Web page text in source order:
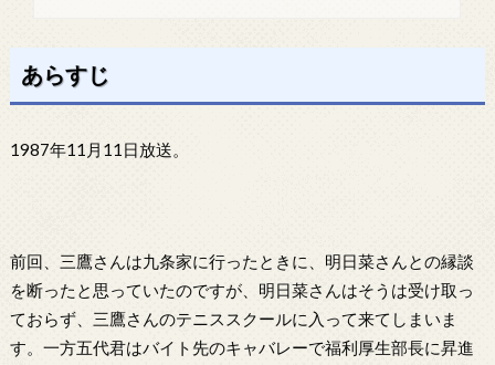
あらすじ
1987年11月11日放送。
前回、三鷹さんは九条家に行ったときに、明日菜さんとの縁談
を断ったと思っていたのですが、明日菜さんはそうは受け取っ
ておらず、三鷹さんのテニススクールに入って来てしまいま
す。一方五代君はバイト先のキャバレーで福利厚生部長に昇進